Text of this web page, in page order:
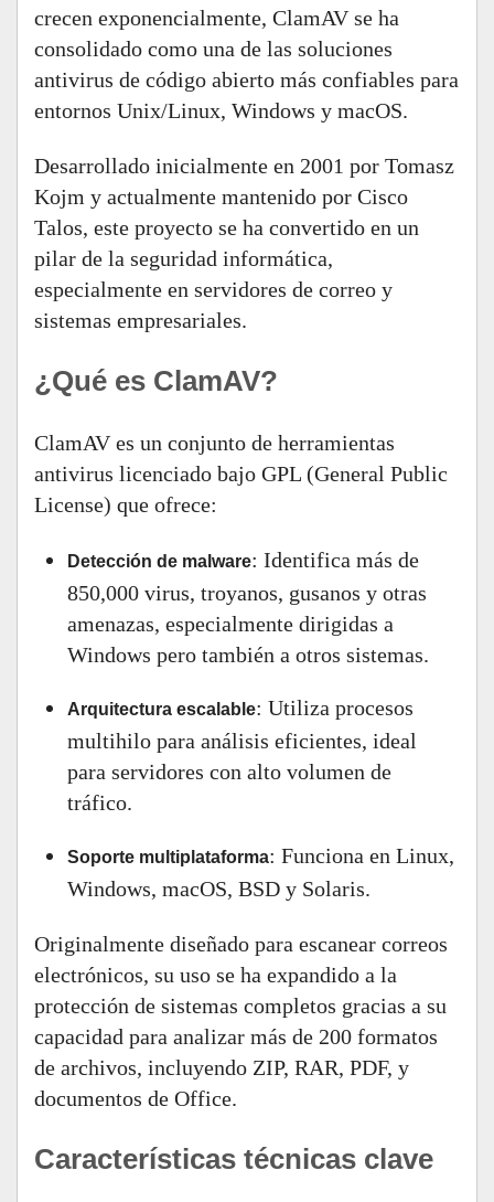
crecen exponencialmente, ClamAV se ha
consolidado como una de las soluciones
antivirus de código abierto más confiables para
entornos Unix/Linux, Windows y macOS.
Desarrollado inicialmente en 2001 por Tomasz
Kojm y actualmente mantenido por Cisco
Talos, este proyecto se ha convertido en un
pilar de la seguridad informática,
especialmente en servidores de correo y
sistemas empresariales.
¿Qué es ClamAV?
ClamAV es un conjunto de herramientas
antivirus licenciado bajo GPL (General Public
License) que ofrece:
Detección de malware: Identifica más de
850,000 virus, troyanos, gusanos y otras
amenazas, especialmente dirigidas a
Windows pero también a otros sistemas.
Arquitectura escalable: Utiliza procesos
multihilo para análisis eficientes, ideal
para servidores con alto volumen de
tráfico.
Soporte multiplataforma: Funciona en Linux,
Windows, macOS, BSD y Solaris.
Originalmente diseñado para escanear correos
electrónicos, su uso se ha expandido a la
protección de sistemas completos gracias a su
capacidad para analizar más de 200 formatos
de archivos, incluyendo ZIP, RAR, PDF, y
documentos de Office.
Características técnicas clave